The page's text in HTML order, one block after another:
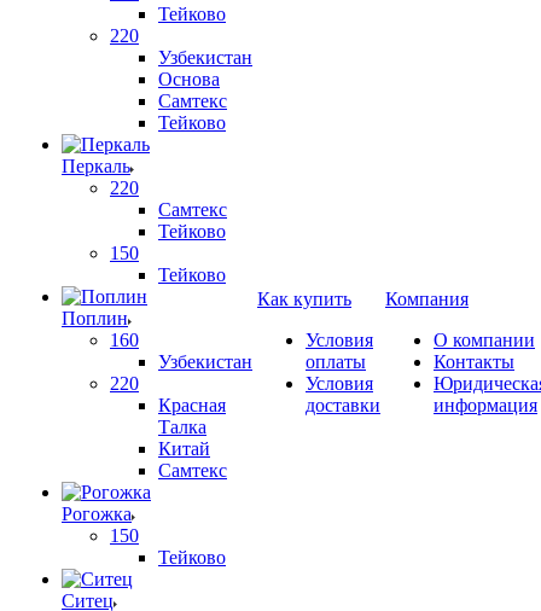
Тейково
220
Узбекистан
Основа
Самтекс
Тейково
Перкаль
220
Самтекс
Тейково
150
Тейково
Поплин
160
Узбекистан
220
Красная
Талка
Китай
Самтекс
Рогожка
150
Тейково
Ситец
Как купить
Условия
оплаты
Условия
доставки
Компания
О компании
Контакты
информация